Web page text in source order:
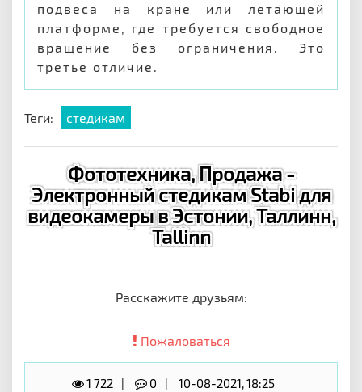
подвеса на кране или летающей
платформе, где требуется свободное
вращение без ограничения. Это
третье отличие.
Теги: стедикам
Фототехника, Продажа -
Электронный стедикам Stabi для
видеокамеры в Эстонии, Таллинн,
Tallinn
Расскажите друзьям:
Пожаловаться
1 722 0
10-08-2021, 18:25